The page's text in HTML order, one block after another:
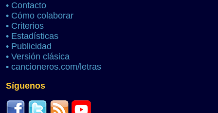
• Contacto
• Cómo colaborar
• Criterios
• Estadísticas
• Publicidad
• Versión clásica
• cancioneros.com/letras
Síguenos